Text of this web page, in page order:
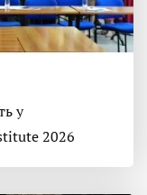
у
2026